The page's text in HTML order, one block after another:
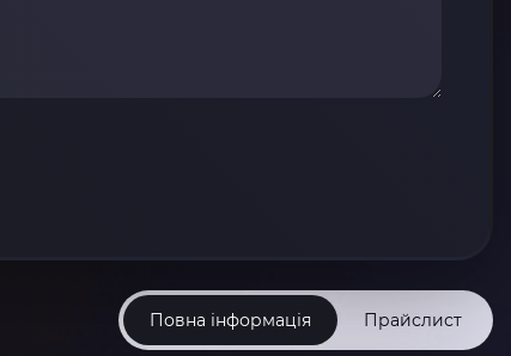
Повна інформація Прайслист